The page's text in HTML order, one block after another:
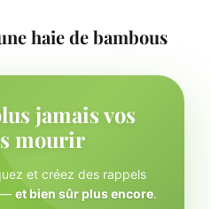
haie de bambous
jamais vos
mourir
et créez des rappels
— et bien sûr plus encore.